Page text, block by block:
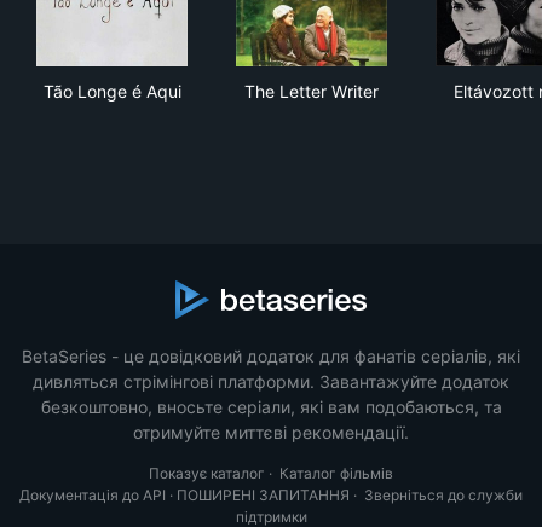
Tão Longe é Aqui The Letter Writer Eltávozott
BetaSeries - це довідковий додаток для фанатів серіалів, які
дивляться стрімінгові платформи. Завантажуйте додаток
безкоштовно, вносьте серіали, які вам подобаються, та
отримуйте миттєві рекомендації.
Показує каталог · Каталог фільмів
Документація до API · ПОШИРЕНІ ЗАПИТАННЯ · Зверніться до служби
підтримки